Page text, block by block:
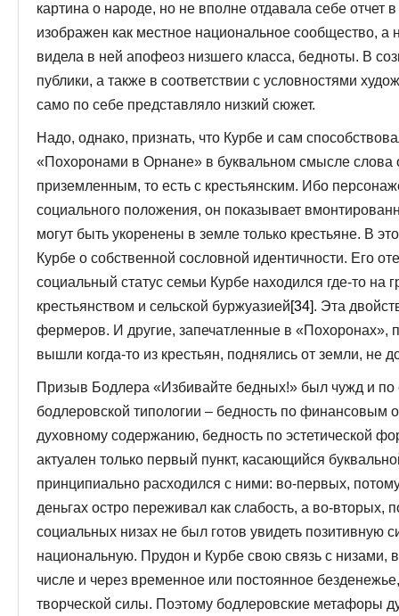
картина о народе, но не вполне отдавала себе отчет
изображен как местное национальное сообщество, а
видела в ней апофеоз низшего класса, бедноты. В
публики, а также в соответствии с условностями
само по себе представляло низкий сюжет.
Надо, однако, признать, что Курбе и сам
«Похоронами в Орнане» в буквальном смысле слова
приземленным, то есть с крестьянским. Ибо
социального положения, он показывает
могут быть укоренены в земле только крестьяне. В
Курбе о собственной сословной идентичности. Его
социальный статус семьи Курбе находился где-то на
крестьянством и сельской буржуазией[34]. Эта
фермеров. И другие, запечатленные в
вышли когда-то из крестьян, поднялись от земли, не
Призыв Бодлера «Избивайте бедных!» был чужд и по
бодлеровской типологии – бедность по финансовым
духовному содержанию, бедность по эстетической
актуален только первый пункт, касающийся
принципиально расходился с ними: во-первых,
деньгах остро переживал как слабость, а во-вторых,
социальных низах не был готов увидеть позитивную
национальную. Прудон и Курбе свою связь с
числе и через временное или постоянное
творческой силы. Поэтому бодлеровские метафоры